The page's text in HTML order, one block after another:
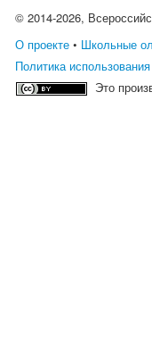
© 2014-2026,
О проекте • Школьные
Политика
Это